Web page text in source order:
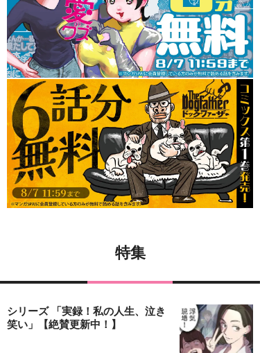
特集
シリーズ 「実録！私の人生、泣き
笑い」【絶賛更新中！】